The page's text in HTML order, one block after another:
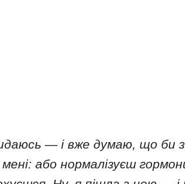
— і вже думаю, що би
або нормалізуєш